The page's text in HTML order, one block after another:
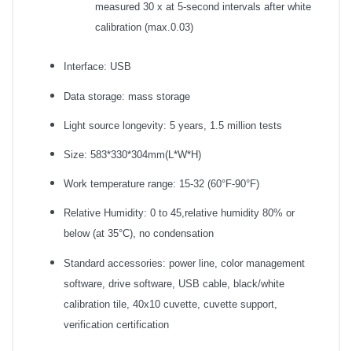
measured 30 x at 5-second intervals after white
calibration (max.0.03)
Interface: USB
Data storage: mass storage
Light source longevity: 5 years, 1.5 million tests
Size: 583*330*304mm(L*W*H)
Work temperature range: 15-32 (60°F-90°F)
Relative Humidity: 0 to 45,relative humidity 80% or
below (at 35°C), no condensation
Standard accessories: power line, color management
software, drive software, USB cable, black/white
calibration tile, 40x10 cuvette, cuvette support,
verification certification